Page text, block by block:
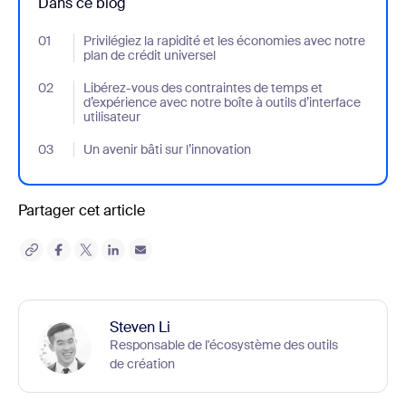
01
Privilégiez la rapidité et les économies avec notre
plan de crédit universel
- Jumplink to Privilégiez la rapidité et les économies avec notre
02
Libérez-vous des contraintes de temps et
d’expérience avec notre boîte à outils d’interface
utilisateur
- Jumplink to Libérez-vous des contraintes de temps et
03 Un avenir bâti sur l’innovation
- Jumplink to Un avenir bâti sur l’innovation
Partager cet article
Steven Li
Responsable de l'écosystème des outils
de création